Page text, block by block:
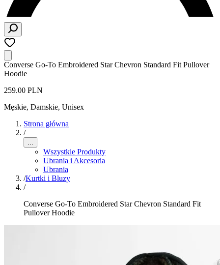
Converse Go-To Embroidered Star Chevron Standard Fit Pullover
Hoodie
259.00 PLN
Męskie, Damskie, Unisex
Strona główna
/
...
Wszystkie Produkty
Ubrania i Akcesoria
Ubrania
/Kurtki i Bluzy
/
Converse Go-To Embroidered Star Chevron Standard Fit
Pullover Hoodie